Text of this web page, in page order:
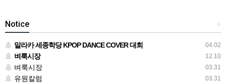
+
Notice
04.02
말라카 세종학당 KPOP DANCE COVER 대회
12.10
벼룩시장
03.31
벼룩시장
03.31
유원칼럼